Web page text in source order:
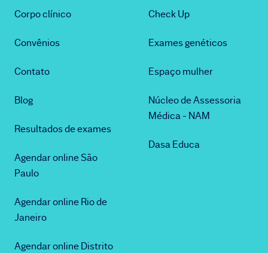
Corpo clínico
Convênios
Contato
Blog
Resultados de exames
Agendar online São
Paulo
Agendar online Rio de
Janeiro
Agendar online Distrito
Check Up
Exames genéticos
Espaço mulher
Núcleo de Assessoria
Médica - NAM
Dasa Educa